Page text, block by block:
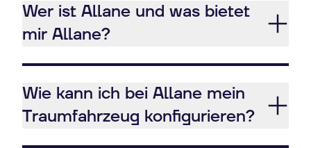
Wer ist Allane und was bietet
mir Allane?
Wie kann ich bei Allane mein
Traumfahrzeug konfigurieren?